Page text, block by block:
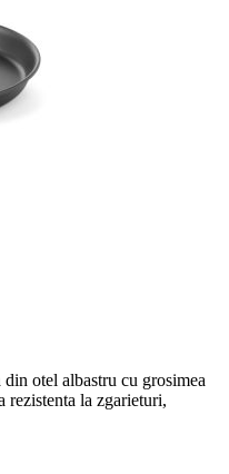
otel albastru cu grosimea
rezistenta la zgarieturi,